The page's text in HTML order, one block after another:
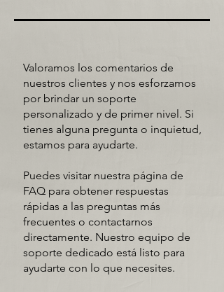
Valoramos los comentarios de
nuestros clientes y nos esforzamos
por brindar un soporte
personalizado y de primer nivel. Si
tienes alguna pregunta o inquietud,
estamos para ayudarte.
Puedes visitar nuestra página de
FAQ para obtener respuestas
rápidas a las preguntas más
frecuentes o contactarnos
directamente. Nuestro equipo de
soporte dedicado está listo para
ayudarte con lo que necesites.